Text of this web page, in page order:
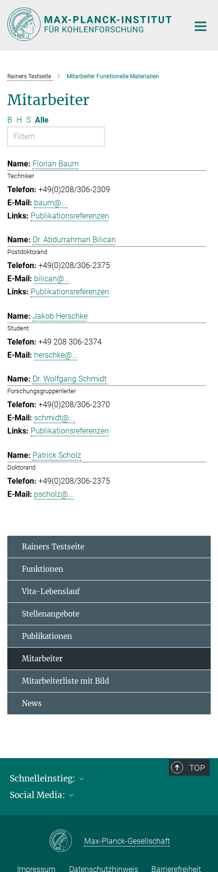
Hauptinhalt
Rainers Testseite Mitarbeiter Funktionelle Materialien
Mitarbeiter
B H S Alle
Florian Baum
Techniker
+49(0)208/306-2309
baum@...
Publikationsreferenzen
Dr. Abdurrahman Bilican
Postdoktorand
+49(0)208/306-2375
bilican@...
Publikationsreferenzen
Jakob Herschke
Student
+49 208 306-2374
herschke@...
Dr. Wolfgang Schmidt
Forschungsgruppenleiter
+49(0)208/306-2370
schmidt@...
Publikationsreferenzen
Patrick Scholz
Doktorand
+49(0)208/306-2375
pscholz@...
Rainers Testseite
Funktionen
Vita-Lebenslauf
Stellenangebote
Publikationen
Mitarbeiter
Mitarbeiterliste mit Bild
News
TOP
Schnelleinstieg:
Publikationen
Kontakt und Anfahrtsbeschreibung
Social Media:
Max-Planck-Gesellschaft
Impressum Datenschutzhinweis Barrierefreiheit